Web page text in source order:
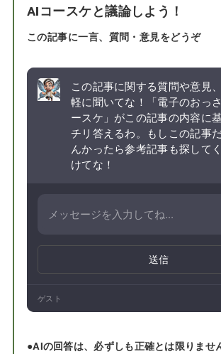
AIコースケと議論しよう！
この記事に一言、質問・意見をどうぞ
この記事に関する質問や意見
軽に聞いてな！「電子のおっ
ースケ」がこの記事の内容に
チリ答えるわ。もしこの記事
んかったら参考記事も探して
けてな！
送信
ゲスト
●AIの回答は、必ずしも正確とは限りませ